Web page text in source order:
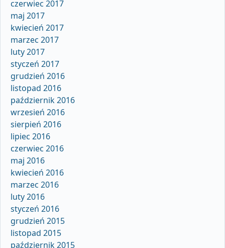
czerwiec 2017
maj 2017
kwiecień 2017
marzec 2017
luty 2017
styczeń 2017
grudzień 2016
listopad 2016
październik 2016
wrzesień 2016
sierpień 2016
lipiec 2016
czerwiec 2016
maj 2016
kwiecień 2016
marzec 2016
luty 2016
styczeń 2016
grudzień 2015
listopad 2015
październik 2015